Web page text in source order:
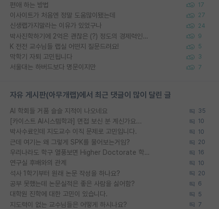
편애 하는 방법 17
이사이트가 처음엔 정말 도움많이됐는데 27
신생랩가지말라는 이유가 있었구나 24
박사진학하기에 2억은 괜찮은 (?) 정도의 경제력인가요 9
K 전전 교수님들 랩실 어떤지 질문드려요! 5
막학기 자퇴 고민됩니다 3
서울대는 하버드보다 명문이지만 7
자유 게시판(아무개랩)에서 최근 댓글이 많이 달린 글
AI 학회들 거품 슬슬 지적이 나오네요 35
[카이스트 AI시스템학과] 면접 보신 분 계신가요... 10
박사수료인데 지도교수 이직 문제로 고민입니다. 10
근데 여기는 왜 그렇게 SPK를 물어보는거임? 20
우리나라도 학구 열풍보면 Higher Doctorate 학위가 필요하다고 봅니다. 16
연구실 후배와의 관계 10
석사 1학기부터 원래 논문 작성을 하나요? 20
공부 못했는데 논문실적은 좋은 사람을 싫어함? 6
대학원 진학에 대한 고민이 있습니다. 5
지도력이 없는 교수님들은 어떻게 하시나요? 7